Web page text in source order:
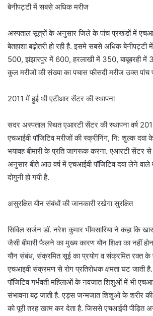
बेनीपट्टी में सबसे अधिक मरीज
अस्पताल सूत्रों के अनुसार जिले के पांच प्रखंडों में
बेतहाशा बढ़ोतरी हो रही है. इसमे सबसे अधिक
500, झंझारपुर में 600, हरलाखी में 350, बाबूबरही में
कुल मरीजों की संख्या का पचास फीसदी मरीज उक्त पांच
2011 में हुई थी एटीआर सेंटर की स्थापना
सदर अस्पताल स्थित एआरटी सेंटर की स्थापना वर्ष
एचआईवी पॉजिटिव मरीजों की स्क्रीनिंग, नि: शुल्क दवा
भयावह बीमारी के प्रति जागरूक करना. एआरटी सेंटर से
अनुसार बीते आठ वर्ष में एचआईवी पॉजिटिव दवा लेने वाले
दोगुनी हो गयी है.
असुरक्षित यौन संबंधों की जानकारी रखेगा सुरक्षित
सिविल सर्जन डॉ. नरेश कुमार भीमसारिया ने कहा कि
जैसी बीमारी फैलने का मुख्य कारण यौन शिक्षा का नहीं
यौन संबंध, संक्रमित सूई का प्रयोग व संक्रमित रक्त के
एचआइवी संक्रमण से रोग प्रतिरोधक क्षमता घट जाती
पॉजिटिव गर्भवती महिलाओं के नवजात शिशुओं में भी
संभावना बढ़ जाती है. एड्स जन्मजात शिशुओं के शरीर की
को पूरी तरह खत्म कर देता है. जिससे एचआईवी पीड़ित